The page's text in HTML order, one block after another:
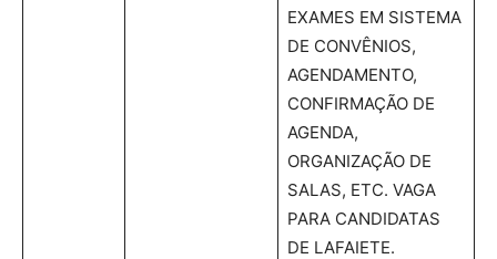
EXAMES EM SISTEMA
DE CONVÊNIOS,
AGENDAMENTO,
CONFIRMAÇÃO DE
AGENDA,
ORGANIZAÇÃO DE
SALAS, ETC. VAGA
PARA CANDIDATAS
DE LAFAIETE.